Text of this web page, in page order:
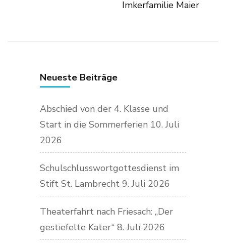
Imkerfamilie Maier
Neueste Beiträge
Abschied von der 4. Klasse und
Start in die Sommerferien 10. Juli
2026
Schulschlusswortgottesdienst im
Stift St. Lambrecht 9. Juli 2026
Theaterfahrt nach Friesach: „Der
gestiefelte Kater“ 8. Juli 2026